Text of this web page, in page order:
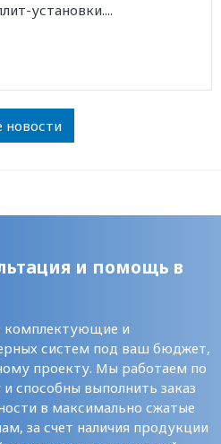
установки....
новости
и помощь в
комплектующие и
систем под ваш бюджет,
проекту. Мы работаем по
способны выполнить заказ
в максимально сжатые
за счет наличия продукции